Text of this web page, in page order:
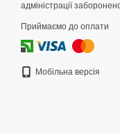
адміністрації
Приймаємо до оплати
Мобільна версія